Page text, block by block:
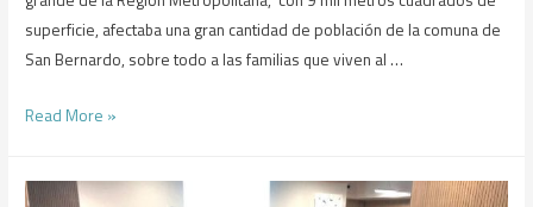
superficie, afectaba una gran cantidad de población de la comuna de
San Bernardo, sobre todo a las familias que viven al …
Read More »